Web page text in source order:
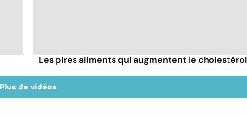
Les pires aliments qui augmentent le cholestérol
Plus de vidéos